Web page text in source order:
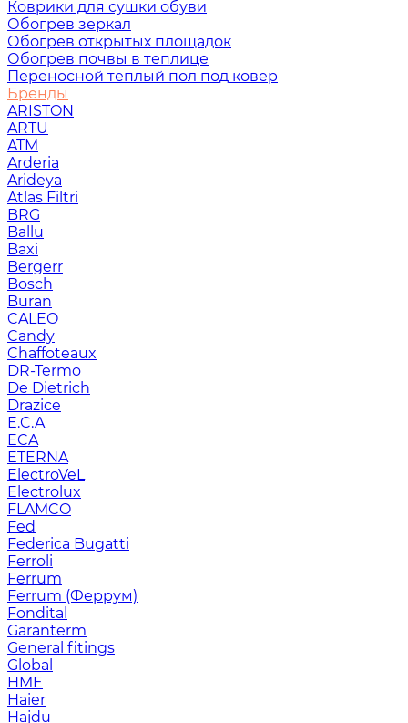
Коврики для сушки обуви
Обогрев зеркал
Обогрев открытых площадок
Обогрев почвы в теплице
Переносной теплый пол под ковер
Бренды
ARISTON
ARTU
ATM
Arderia
Arideya
Atlas Filtri
BRG
Ballu
Baxi
Bergerr
Bosch
Buran
CALEO
Candy
Chaffoteaux
DR-Termo
De Dietrich
Drazice
E.C.A
ECA
ETERNA
ElectroVeL
Electrolux
FLAMCO
Fed
Federica Bugatti
Ferroli
Ferrum
Ferrum (Феррум)
Fondital
Garanterm
General fitings
Global
HME
Haier
Hajdu